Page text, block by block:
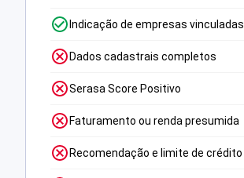
Indicação de empresas vinculadas
Dados cadastrais completos
Serasa Score Positivo
Faturamento ou renda presumida
Recomendação e limite de crédito